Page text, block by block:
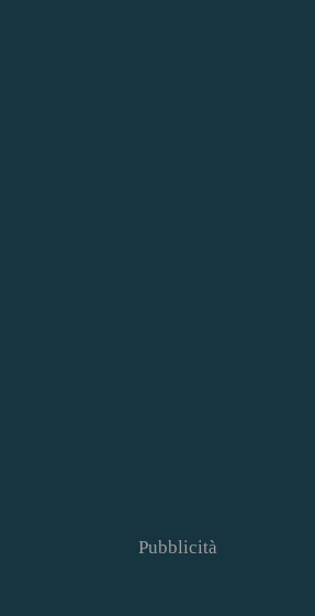
Pubblicità